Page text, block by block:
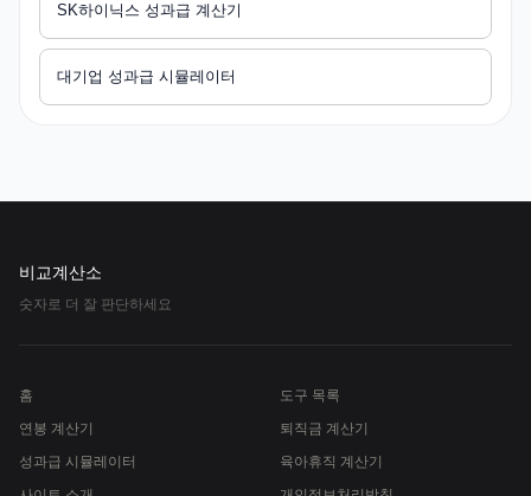
SK하이닉스 성과급 계산기
대기업 성과급 시뮬레이터
비교계산소
숫자로 더 잘 판단하세요
홈
도구 목록
연봉 계산기
퇴직금 계산기
성과급 시뮬레이터
육아휴직 계산기